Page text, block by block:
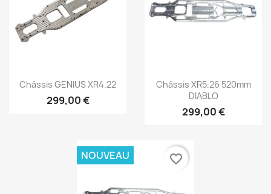
Aperçu rapide
Châssis GENIUS XR4.22
299,00 €
Aperçu rapide
Châssis XR5.26 520mm
DIABLO
299,00 €
NOUVEAU favorite_border